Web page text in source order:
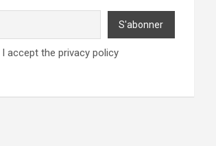
I accept the privacy policy